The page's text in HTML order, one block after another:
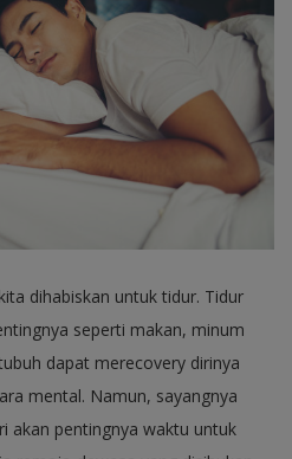
dihabiskan untuk tidur. Tidur
seperti makan, minum
dapat merecovery dirinya
mental. Namun, sayangnya
akan pentingnya waktu untuk